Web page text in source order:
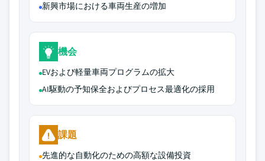
新興市場における車両生産の増加
機会
EVおよび軽量車両プログラムの拡大
AI駆動の予知保全およびプロセス最適化の採用
課題
先進的な自動化のための高額な設備投資